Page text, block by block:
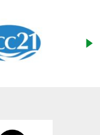
児童労働のない
権利が守られた